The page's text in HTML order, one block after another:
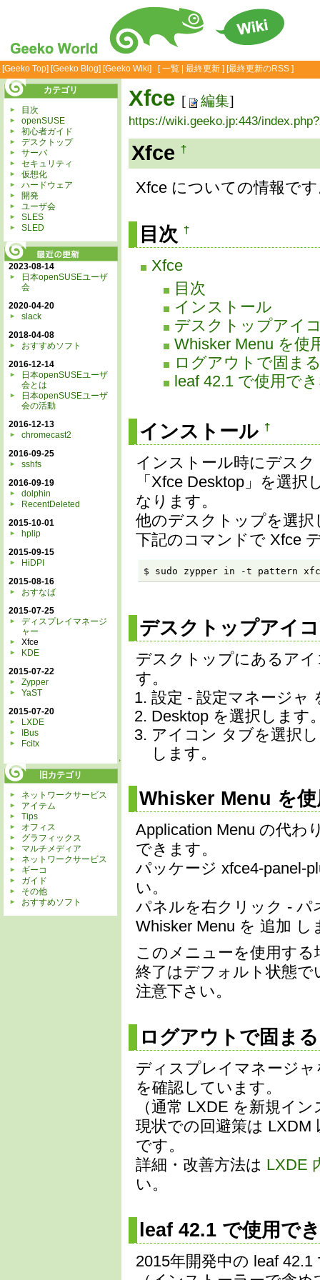
[Geeko Top] [Geeko Blog] [Geeko Wiki] [一覧 最終更新 ] [最終更新のRSS ]
Xfce [ 編集]
https://wiki.geeko.jp:443/
Xfce †
Xfce についての情報で
目次 †
Xfce
目次
インストール
デスクトップアイ
Whisker Menu を使
ログアウトで固ま
leaf 42.1 で使用で
インストール †
インストール時にデス
「Xfce Desktop」を選
なります。
他のデスクトップを選択
下記のコマンドで Xfce
$ sudo zypper in -t pattern
デスクトップアイ
デスクトップにあるア
す。
設定 - 設定マネージャ
Desktop を選択します
アイコン タブを選択
します。
Whisker Menu を
Application Menu の代わ
できます。
パッケージ xfce4-panel-
い。
パネルを右クリック - パ
Whisker Menu を 追加 し
このメニューを使用する
終了はデフォルト状態
注意下さい。
ログアウトで固ま
ディスプレイマネージ
を確認しています。
（通常 LXDE を新規イ
現状での回避策は
です。
詳細・改善方法は LXDE
い。
leaf 42.1 で使用で
2015年開発中の leaf
カテゴリ
目次
openSUSE
初心者ガイド
デスクトップ
サーバ
セキュリティ
仮想化
ハードウェア
開発
ユーザ会
SLES
SLED
2023-08-14
日本openSUSEユーザ
会
2020-04-20
slack
2018-04-08
おすすめソフト
2016-12-14
日本openSUSEユーザ
会とは
日本openSUSEユーザ
会の活動
2016-12-13
chromecast2
2016-09-25
sshfs
2016-09-19
dolphin
RecentDeleted
2015-10-01
hplip
2015-09-15
HiDPI
2015-08-16
おすなば
2015-07-25
ディスプレイマネージ
ャー
Xfce
KDE
2015-07-22
Zypper
YaST
2015-07-20
LXDE
IBus
Fcitx
↑
旧カテゴリ
ネットワークサービス
アイテム
Tips
オフィス
グラフィックス
マルチメディア
ネットワークサービス
ギーコ
ガイド
その他
おすすめソフト